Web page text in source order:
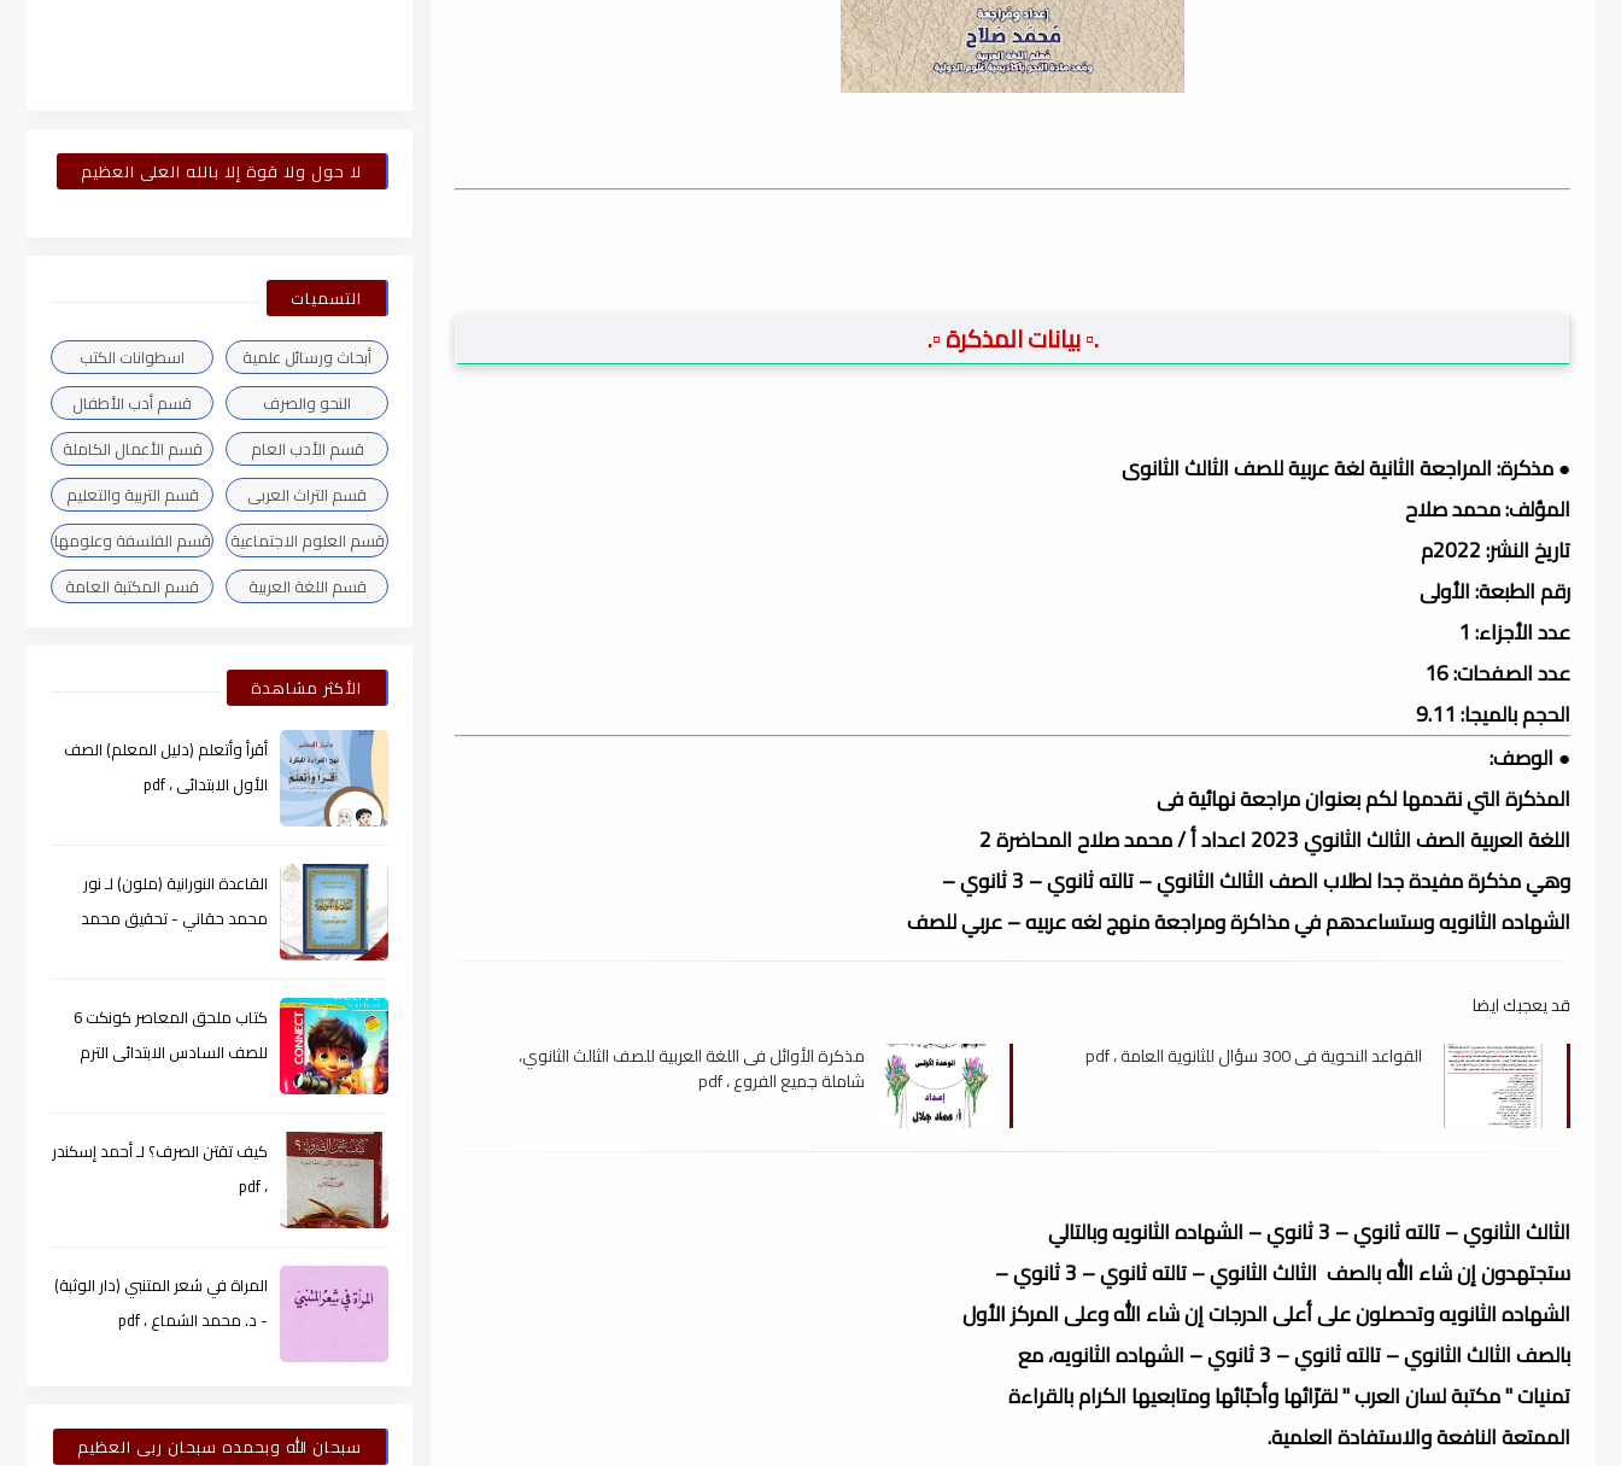
.▫️ بيانات المذكرة ▫️.
● مذكرة: المراجعة الثانية لغة عربية للصف الثالث الثانوى
المؤلف: محمد صلاح
تاريخ النشر: 2022م
رقم الطبعة: الأولى
عدد الأجزاء: 1
عدد الصفحات: 16
الحجم بالميجا: 9.11
● الوصف:
المذكرة التي نقدمها لكم بعنوان مراجعة نهائية فى
اللغة العربية الصف الثالث الثانوي 2023 اعداد أ / محمد صلاح المحاضرة 2
وهي مذكرة مفيدة جدا لطلاب الصف الثالث الثانوي – تالته ثانوي – 3 ثانوي –
الشهاده الثانويه وستساعدهم في مذاكرة ومراجعة منهج لغه عربيه – عربي للصف
قد يعجبك ايضا
القواعد النحوية فى 300 سؤال للثانوية العامة ، pdf
مذكرة الأوائل فى اللغة العربية للصف الثالث الثانوي،
شاملة جميع الفروع ، pdf
الثالث الثانوي – تالته ثانوي – 3 ثانوي – الشهاده الثانويه وبالتالي
ستجتهدون إن شاء الله بالصف الثالث الثانوي – تالته ثانوي – 3 ثانوي –
الشهاده الثانويه وتحصلون على أعلى الدرجات إن شاء الله وعلى المركز الأول
بالصف الثالث الثانوي – تالته ثانوي – 3 ثانوي – الشهاده الثانويه، مع
تمنيات " مكتبة لسان العرب " لقرّائها وأحبّائها ومتابعيها الكرام بالقراءة
الممتعة النافعة والاستفادة العلمية.
لا حول ولا قوة إلا بالله العلى العظيم
التسميات
أبحاث ورسائل علمية
اسطوانات الكتب
النحو والصرف
قسم أدب الأطفال
قسم الأدب العام
قسم الأعمال الكاملة
قسم التراث العربى
قسم التربية والتعليم
قسم العلوم الاجتماعية
قسم الفلسفة وعلومها
قسم اللغة العربية
قسم المكتبة العامة
الأكثر مشاهدة
أقرأ وأتعلم (دليل المعلم) الصف
الأول الابتدائى ، pdf
القاعدة النورانية (ملون) لـ نور
محمد حقاني - تحقيق محمد
كتاب ملحق المعاصر كونكت 6
للصف السادس الابتدائى الترم
كيف تقتن الصرف؟ لـ أحمد إسكندر
، pdf
المراة في شعر المتنبي (دار الوثبة)
- د. محمد الشماع ، pdf
سبحان الله وبحمده سبحان ربى العظيم